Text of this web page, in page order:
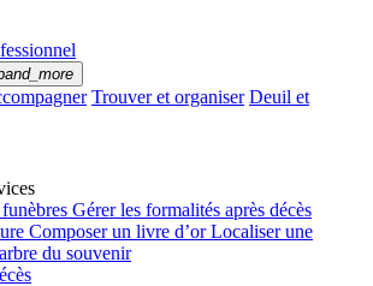
Trouver et organiser Deuil et
Gérer les formalités après décès
Composer un livre d’orLocaliser une
du souvenir